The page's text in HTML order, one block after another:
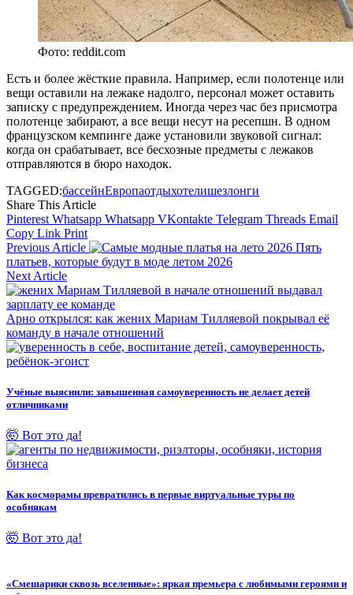
Фото: reddit.com
Есть и более жёсткие правила. Например, если полотенце или
вещи оставили на лежаке надолго, персонал может оставить
записку с предупреждением. Иногда через час без присмотра
полотенце забирают, а все вещи несут на ресепшн. В одном
французском кемпинге даже установили звуковой сигнал:
когда он срабатывает, все бесхозные предметы с лежаков
отправляются в бюро находок.
TAGGED:бассейнЕвропаотдыхотелишезлонги
Share This Article
Pinterest Whatsapp Whatsapp VKontakte Telegram Threads Email
Copy Link Print
Previous Article
Пять
платьев, которые будут в моде летом 2026
Next Article
Арно открылся: как жених Мариам Тилляевой покрывал её
команду в начале отношений
Учёные выяснили: завышенная самоуверенность не делает детей
отличниками
🤯 Вот это да!
Как косморамы превратились в первые виртуальные туры по
особнякам
🤯 Вот это да!
«Смешарики сквозь вселенные»: яркая премьера с любимыми героями и